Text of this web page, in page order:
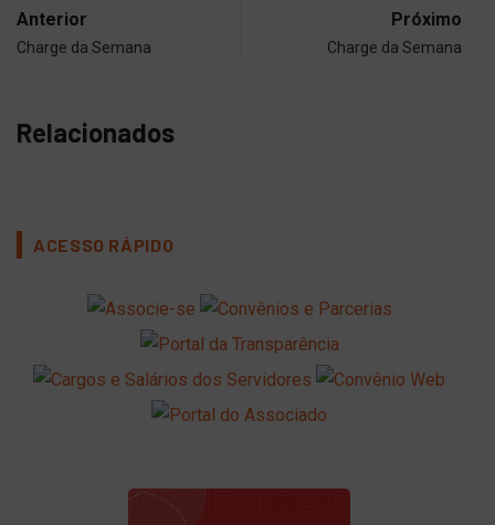
Anterior
Charge da Semana
Próximo
Charge da Semana
Relacionados
ACESSO RÁPIDO